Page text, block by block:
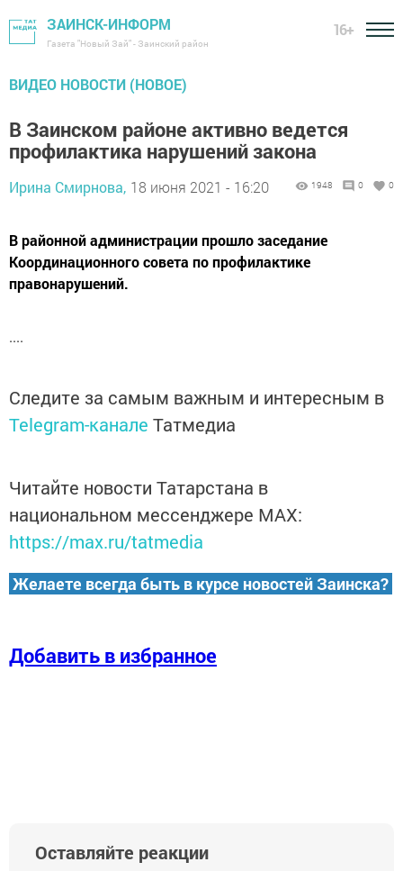
ЗАИНСК-ИНФОРМ
Газета "Новый Зай" - Заинский район
16+
ВИДЕО НОВОСТИ (НОВОЕ)
В Заинском районе активно ведется
профилактика нарушений закона
Ирина Смирнова, 18 июня 2021 - 16:20 1948 0 0
В районной администрации прошло заседание
Координационного совета по профилактике
правонарушений.
....
Следите за самым важным и интересным в
Telegram-канале Татмедиа
Читайте новости Татарстана в
национальном мессенджере MАХ:
https://max.ru/tatmedia
Желаете всегда быть в курсе новостей Заинска?
Добавить в избранное
Оставляйте реакции